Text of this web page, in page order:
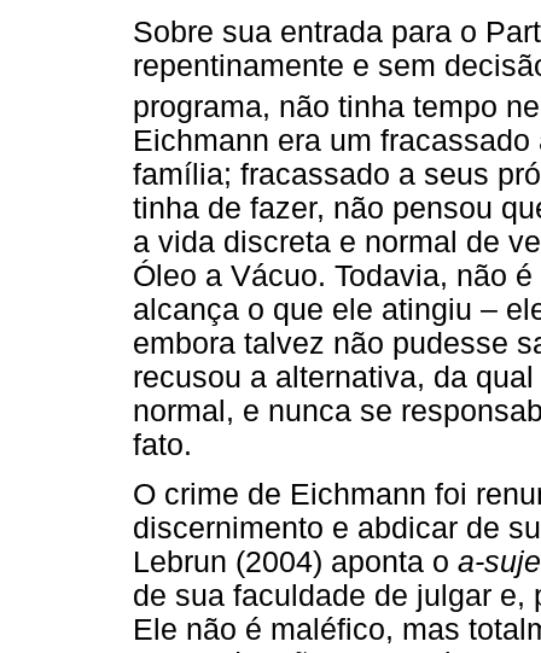
Sobre sua entrada para o
repentinamente e sem
programa, não tinha tempo
Eichmann era um
família; fracassado a seus
tinha de fazer, não pensou
a vida discreta e normal de
Óleo a Vácuo. Todavia, não
alcança o que ele atingiu –
embora talvez não pudesse
recusou a alternativa, da
normal, e nunca se
fato.
O crime de Eichmann foi
discernimento e abdicar de
Lebrun (2004) aponta o a-
de sua faculdade de julgar
Ele não é maléfico, mas